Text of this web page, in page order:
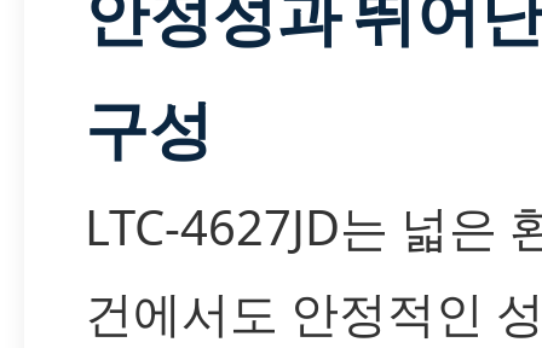
구성
LTC-4627JD는 넓은
건에서도 안정적인